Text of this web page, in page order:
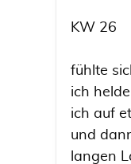
KW 26
fühlte
ich
ich auf
und
langen